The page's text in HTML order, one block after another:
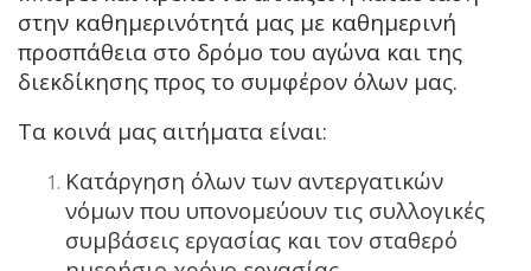
στην καθημερινότητά μας με καθημερινή
προσπάθεια στο δρόμο του αγώνα και της
διεκδίκησης προς το συμφέρον όλων μας.
Τα κοινά μας αιτήματα είναι:
Κατάργηση όλων των αντεργατικών
νόμων που υπονομεύουν τις συλλογικές
συμβάσεις εργασίας και τον σταθερό